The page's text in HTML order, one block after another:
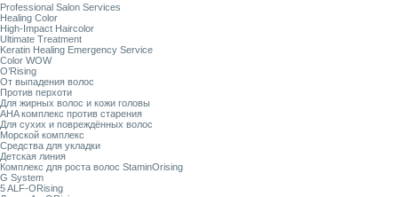
Professional Salon Services
Healing Color
High-Impact Haircolor
Ultimate Treatment
Keratin Healing Emergency Service
Color WOW
O’Rising
От выпадения волос
Против перхоти
Для жирных волос и кожи головы
AHA комплекс против старения
Для сухих и повреждённых волос
Морской комплекс
Средства для укладки
Детская линия
Комплекс для роста волос StaminOrising
G System
5 ALF-ORising